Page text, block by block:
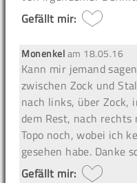
Gefällt mir:
Monenkelam 18.05.16
Kann mir jemand
zwischen Zock und
nach links, über Zock,
dem Rest, nach
Topo noch, wobei ich
gesehen habe. Danke
Gefällt mir: